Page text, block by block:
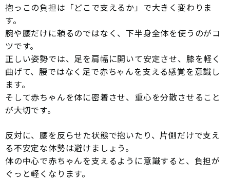
抱っこの負担は「どこで支えるか」で大きく変わりま
す。
腕や腰だけに頼るのではなく、下半身全体を使うのがコ
ツです。
正しい姿勢では、足を肩幅に開いて安定させ、膝を軽く
曲げて、腰ではなく足で赤ちゃんを支える感覚を意識し
ます。
そして赤ちゃんを体に密着させ、重心を分散させること
が大切です。
反対に、腰を反らせた状態で抱いたり、片側だけで支え
る不安定な体勢は避けましょう。
体の中心で赤ちゃんを支えるように意識すると、負担が
ぐっと軽くなります。